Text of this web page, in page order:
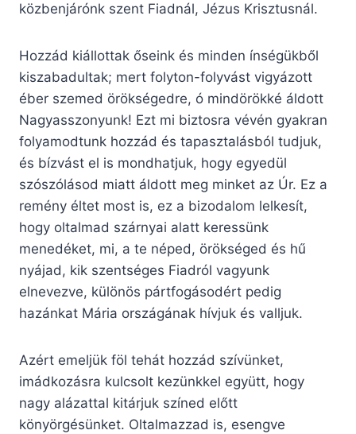
közbenjárónk szent Fiadnál, Jézus Krisztusnál.
Hozzád kiállottak őseink és minden ínségükből
kiszabadultak; mert folyton-folyvást vigyázott
éber szemed örökségedre, ó mindörökké áldott
Nagyasszonyunk! Ezt mi biztosra vévén gyakran
folyamodtunk hozzád és tapasztalásból tudjuk,
és bízvást el is mondhatjuk, hogy egyedül
szószólásod miatt áldott meg minket az Úr. Ez a
remény éltet most is, ez a bizodalom lelkesít,
hogy oltalmad szárnyai alatt keressünk
menedéket, mi, a te néped, örökséged és hű
nyájad, kik szentséges Fiadról vagyunk
elnevezve, különös pártfogásodért pedig
hazánkat Mária országának hívjuk és valljuk.
Azért emeljük föl tehát hozzád szívünket,
imádkozásra kulcsolt kezünkkel együtt, hogy
nagy alázattal kitárjuk színed előtt
könyörgésünket. Oltalmazzad is, esengve